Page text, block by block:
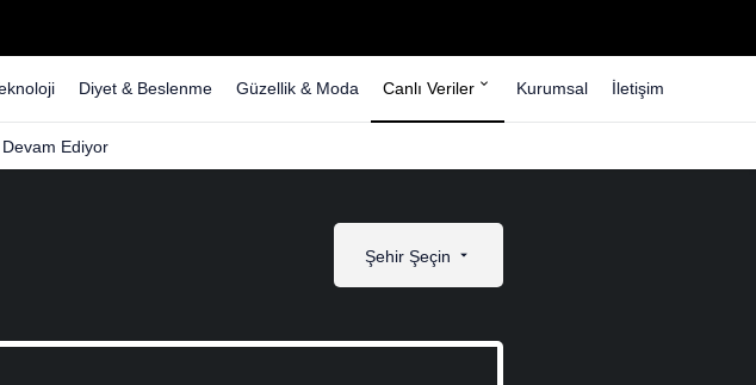
Diyet & Beslenme Güzellik & Moda Canlı Veriler Kurumsal İletişim
Devam Ediyor
Şehir Şeçin